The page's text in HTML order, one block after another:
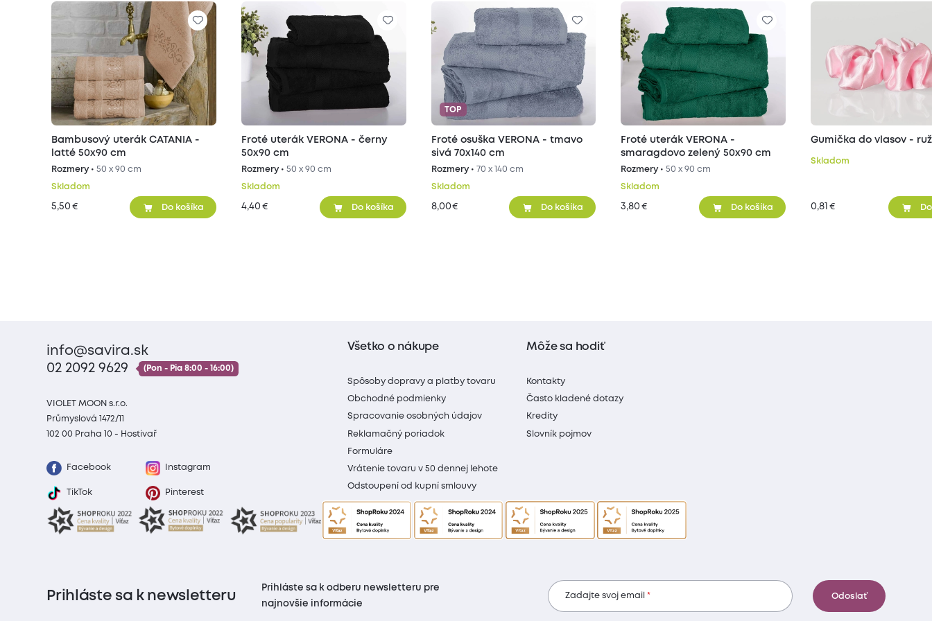
Bambusový uterák CATANIA -
latté 50x90 cm
Rozmery •50 x 90 cm
Skladom
5,50 € Do košíka
Froté uterák VERONA - černy
50x90 cm
Rozmery • 50 x 90 cm
Skladom
4,40 € Do košíka
TOP
Froté osuška VERONA - tmavo
sivá 70x140 cm
Rozmery • 70 x 140 cm
Skladom
8,00 € Do košíka
Froté uterák VERONA -
smaragdovo zelený 50x90 cm
Rozmery •50 x 90 cm
Skladom
3,80 € Do košíka
Gumička do vlasov -
Skladom
0,81 €
info@savira.sk
02 2092 9629
(Pon - Pia 8:00 - 16:00)
VIOLET MOON s.r.o.
Průmyslová 1472/11
102 00 Praha 10 - Hostivař
Facebook Instagram
TikTok Pinterest
Všetko o nákupe
Spôsoby dopravy a platby tovaru
Obchodné podmienky
Spracovanie osobných údajov
Reklamačný poriadok
Formuláre
Vrátenie tovaru v 50 dennej lehote
Odstoupení od kupní smlouvy
Môže sa hodiť
Kontakty
Často kladené dotazy
Kredity
Slovník pojmov
Prihláste sa k newsletteru
Prihláste sa k odberu newsletteru pre
najnovšie informácie
Zadajte svoj email Odoslať